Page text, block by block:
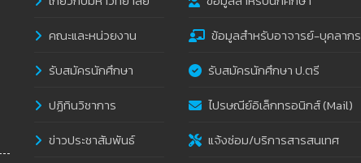
คณะและหน่วยงาน
รับสมัครนักศึกษา
ปฏิทินวิชาการ
ข่าวประชาสัมพันธ์
ข้อมูลสำหรับอาจารย์-บุคลากร
รับสมัครนักศึกษา ป.ตรี
ไปรษณีย์อิเล็กทรอนิกส์ (Mail)
แจ้งซ่อม/บริการสารสนเทศ